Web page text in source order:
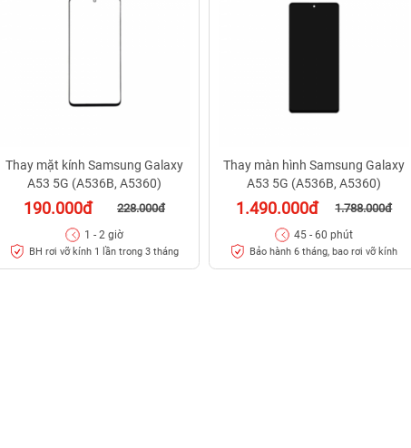
Thay mặt kính Samsung Galaxy
A53 5G (A536B, A5360)
190.000đ 228.000đ
1 - 2 giờ
BH rơi vỡ kính 1 lần trong 3 tháng
Thay màn hình Samsung Galaxy
A53 5G (A536B, A5360)
1.490.000đ 1.788.000đ
45 - 60 phút
Bảo hành 6 tháng, bao rơi vỡ kính